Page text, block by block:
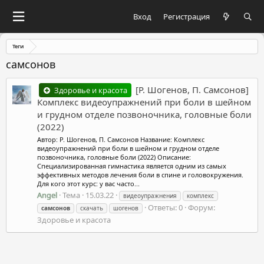
Вход Регистрация
Теги
самсонов
Здоровье и красота
[Р. Шогенов, П. Самсонов]
Комплекс видеоупражнений при боли в шейном
и грудном отделе позвоночника, головные боли
(2022)
Автор: Р. Шогенов, П. Самсонов Название: Комплекс
видеоупражнений при боли в шейном и грудном отделе
позвоночника, головные боли (2022) Описание:
Специализированная гимнастика является одним из самых
эффективных методов лечения боли в спине и головокружения.
Для кого этот курс: у вас часто...
Angel Тема 15.03.22 видеоупражнения
комплекс
самсонов
скачать шогенов Ответы: 0 Форум:
Здоровье и красота